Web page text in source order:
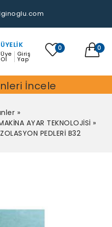
ÜYELIK
Üye
Ol
Giriş
Yap
0 0
İncele
»
AYAR TEKNOLOJİSİ »
PEDLERİ B32